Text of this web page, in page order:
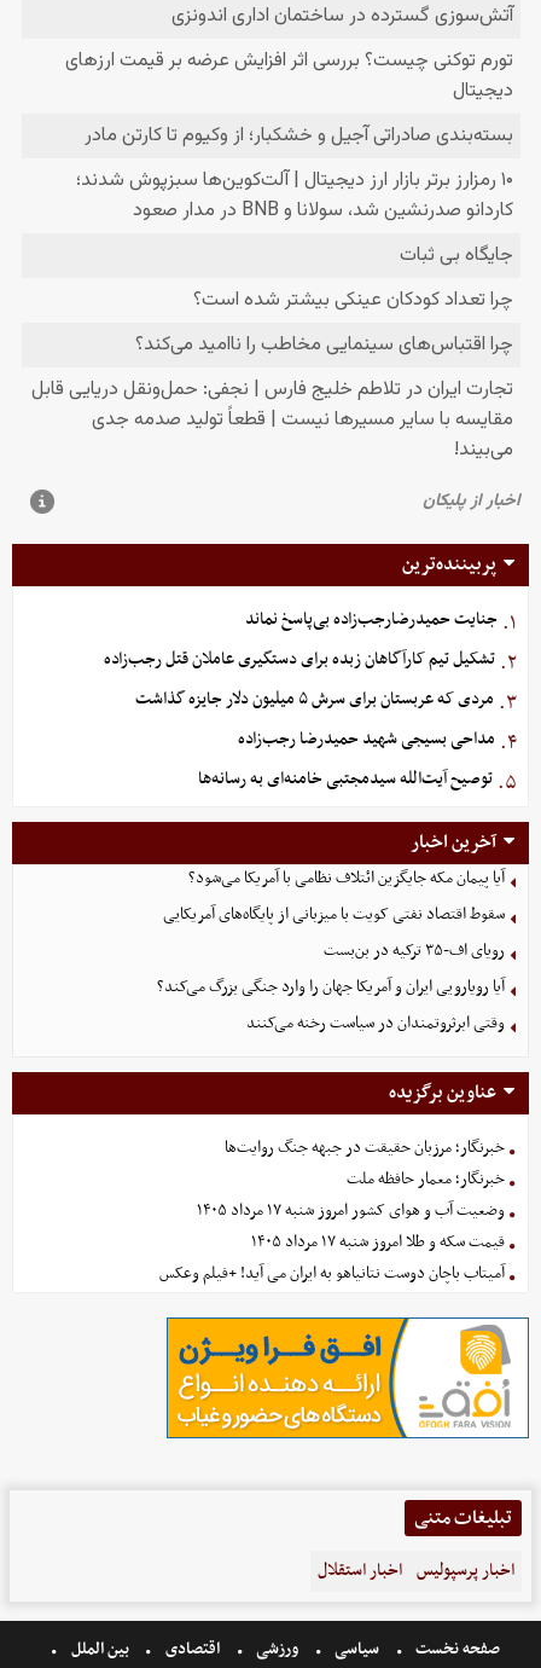
پربیننده‌ترین
۱. جنایت حمیدرضارجب‌زاده بی‌پاسخ نماند
۲. تشکیل تیم کارآگاهان زبده برای دستگیری عاملان قتل رجب‌زاده
۳. مردی که عربستان برای سرش ۵ میلیون دلار جایزه گذاشت
۴. مداحی بسیجی شهید حمیدرضا رجب‌زاده
۵. توصیح آیت‌الله سیدمجتبی خامنه‌ای به رسانه‌ها
آخرین اخبار
آیا پیمان مکه جایگزین ائتلاف نظامی با آمریکا می‌شود؟
سقوط اقتصاد نفتی کویت با میزبانی از پایگاه‌های آمریکایی
رویای اف-۳۵ ترکیه در بن‌بست
آیا رویارویی ایران و آمریکا جهان را وارد جنگی بزرگ می‌کند؟
وقتی ابرثروتمندان در سیاست رخنه می‌کنند
عناوین برگزیده
خبرنگار؛ مرزبان حقیقت در جبهه جنگ روایت‌ها
خبرنگار؛ معمار حافظه ملت
وضعیت آب و هوای کشور امروز شنبه ۱۷ مرداد ۱۴۰۵
قیمت سکه و طلا امروز شنبه ۱۷ مرداد ۱۴۰۵
آمیتاب باچان دوست نتانیاهو به ایران می آید! +فیلم وعکس
تبلیغات متنی
اخبار پرسپولیس اخبار استقلال
صفحه نخست سیاسی ورزشی اقتصادی
بین الملل